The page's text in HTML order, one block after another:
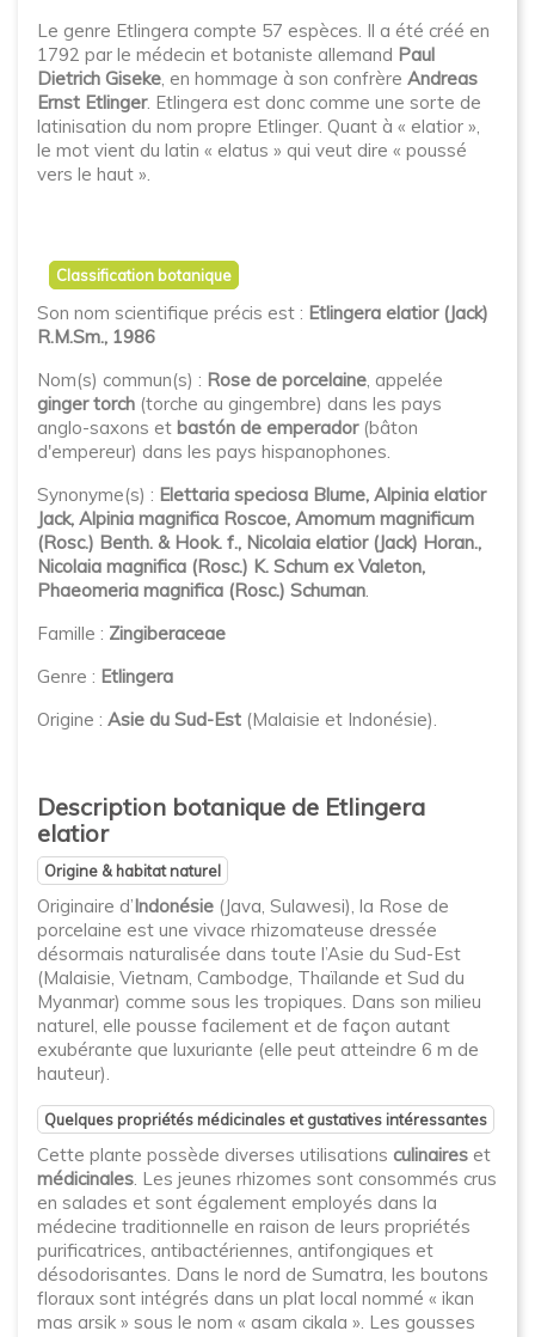
Le genre Etlingera compte 57 espèces. Il a été créé en
1792 par le médecin et botaniste allemand Paul
Dietrich Giseke, en hommage à son confrère Andreas
Ernst Etlinger. Etlingera est donc comme une sorte de
latinisation du nom propre Etlinger. Quant à « elatior »,
le mot vient du latin « elatus » qui veut dire « poussé
vers le haut ».
Classification botanique
Son nom scientifique précis est : Etlingera elatior (Jack)
R.M.Sm., 1986
Nom(s) commun(s) : Rose de porcelaine, appelée
ginger torch (torche au gingembre) dans les pays
anglo-saxons et bastón de emperador(bâton
d'empereur) dans les pays hispanophones.
Synonyme(s) : Elettaria speciosa Blume, Alpinia elatior
Jack, Alpinia magnifica Roscoe, Amomum magnificum
(Rosc.) Benth. & Hook. f., Nicolaia elatior (Jack) Horan.,
Nicolaia magnifica (Rosc.) K. Schum ex Valeton,
Phaeomeria magnifica (Rosc.) Schuman.
Famille : Zingiberaceae
Genre : Etlingera
Origine : Asie du Sud-Est (Malaisie et Indonésie).
Description botanique de Etlingera
elatior
Origine & habitat naturel
Originaire d’Indonésie (Java, Sulawesi), la Rose de
porcelaine est une vivace rhizomateuse dressée
désormais naturalisée dans toute l’Asie du Sud-Est
(Malaisie, Vietnam, Cambodge, Thaïlande et Sud du
Myanmar) comme sous les tropiques. Dans son milieu
naturel, elle pousse facilement et de façon autant
exubérante que luxuriante (elle peut atteindre 6 m de
hauteur).
Quelques propriétés médicinales et gustatives intéressantes
Cette plante possède diverses utilisations culinaires et
médicinales. Les jeunes rhizomes sont consommés crus
en salades et sont également employés dans la
médecine traditionnelle en raison de leurs propriétés
purificatrices, antibactériennes, antifongiques et
désodorisantes. Dans le nord de Sumatra, les boutons
floraux sont intégrés dans un plat local nommé « ikan
mas arsik » sous le nom « asam cikala ». Les gousses